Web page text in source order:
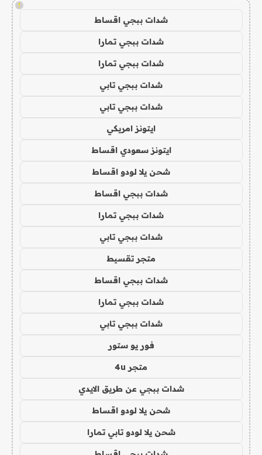
!
شدات ببجي اقساط
شدات ببجي تمارا
شدات ببجي تمارا
شدات ببجي تابي
شدات ببجي تابي
ايتونز امريكي
ايتونز سعودي اقساط
شحن يلا لودو اقساط
شدات ببجي اقساط
شدات ببجي تمارا
شدات ببجي تابي
متجر تقسيط
شدات ببجي اقساط
شدات ببجي تمارا
شدات ببجي تابي
فور يو ستور
متجر 4u
شدات ببجي عن طريق الايدي
شحن يلا لودو اقساط
شحن يلا لودو تابي تمارا